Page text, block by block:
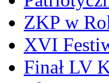
ZKP w
XVI
Finał LV